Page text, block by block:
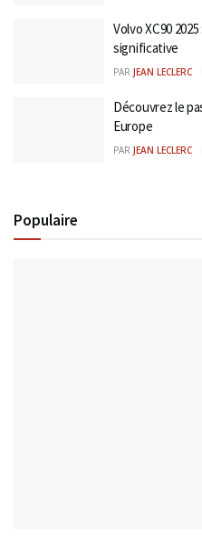
Volvo XC90
significative
PAR JEAN LECLERC
Découvrez le
Europe
PAR JEAN LECLERC
Populaire